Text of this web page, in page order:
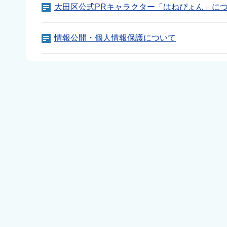
大田区公式PRキャラクター「はねぴょん」に
情報公開・個人情報保護について